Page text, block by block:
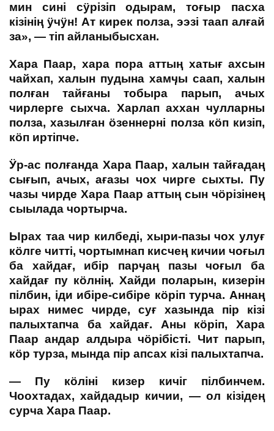
мин сині сӱрізіп одырам, тоғыр пасха
кізінің ӱчӱн! Ат кирек полза, ээзі таап алғай
за», — тіп айланыбысхан.
Хара Паар, хара пора аттың хатығ ахсын
чайхап, халын пудына хамӌы саап, халын
полған тайғаны тобыра парып, ачых
чирлерге сыхча. Харлап аххан чулларны
полза, хазылған ӧзеннерні полза кӧп кизіп,
кӧп иртіпче.
Ӱр-ас полғанда Хара Паар, халын тайғадаң
сығып, ачых, ағазы чох чирге сыхты. Пу
чазы чирде Хара Паар аттың сын чӧрізінең
сыылада чортырча.
Ырах таа чир килбеді, хыри-пазы чох улуғ
кӧлге читті, чортымнап кисчең кичии чоғыл
ба хайдағ, ибір парӌаң пазы чоғыл ба
хайдағ пу кӧлнің. Хайди поларын, кизерін
пілбин, іди ибіре-сибіре кӧріп турча. Аннаң
ырах нимес чирде, суғ хазында пір кізі
палыхтапча ба хайдағ. Аны кӧріп, Хара
Паар андар алдыра чӧрібісті. Чит парып,
кӧр турза, мында пір апсах кізі палыхтапча.
— Пу кӧліні кизер кичіг пілбинчем.
Чоохтадах, хайдадыр кичии, — ол кізідең
сурча Хара Паар.